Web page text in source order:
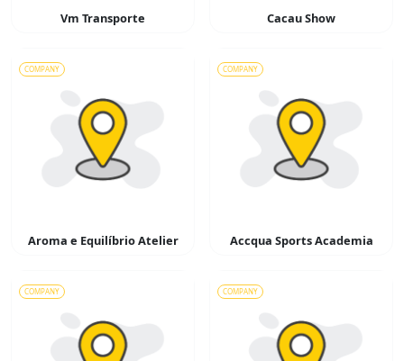
Vm Transporte Cacau Show
COMPANY
Aroma e Equilíbrio Atelier
COMPANY
Accqua Sports Academia
COMPANY COMPANY